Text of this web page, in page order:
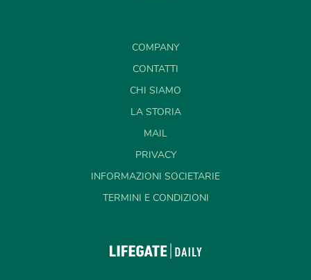
COMPANY
CONTATTI
CHI SIAMO
LA STORIA
MAIL
PRIVACY
INFORMAZIONI SOCIETARIE
TERMINI E CONDIZIONI